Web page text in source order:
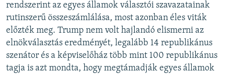
rendszerint az egyes államok választói szavazatainak
rutinszerű összeszámlálása, most azonban éles viták
előzték meg. Trump nem volt hajlandó elismerni az
elnökválasztás eredményét, legalább 14 republikánus
szenátor és a képviselőház több mint 100 republikánus
tagja is azt mondta, hogy megtámadják egyes államok